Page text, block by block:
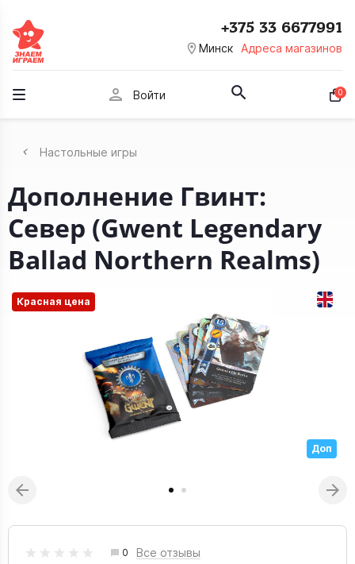
room Минск Адреса магазинов
+375 33 6677991
person Войти 0
Настольные игры
Дополнение Гвинт:
Север (Gwent Legendary
Ballad Northern Realms)
Красная цена
Доп
0 Все отзывы